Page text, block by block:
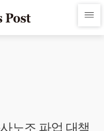
노조 파업 대책